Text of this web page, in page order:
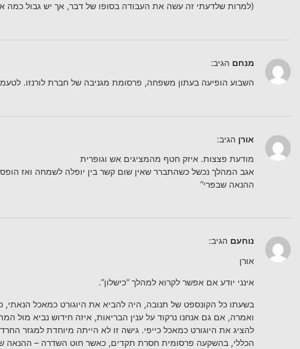
(למרות שלדעתי זה עשה את העבודה בסופו של דבר, אך יש גבול כמה
מנחם הגיב:
השבוע הופיעה בעתון משפחה, פרסומת מגניבה של חברת לורנזו.
אורן הגיב:
מודעת פצצות. איזק חטף מהמציגים אש וגופרית
אגב המהלך נכשל כשהתברר שאין שום קשר בין יופלה לשמחה ואז
ההנאה שבפרי”
נוחעם הגיב:
אורן
אינני יודע אם אפשר לקרוא למהלך “כישלון”.
בשעתו כל הקונספט של תנובה, היה להביא את היוגורט כמאכל
ואמרה, אם גם אנחנו נרקוד על ענין הבריאות, איזה חידוש נביא מול
להציג את היוגורט כמאכל כייפי. גישה זו לא הייתה מיוחדת למגזר
הכללי, בהשקעה פרסומית חסרת תקדים, כאשר חוט השדרה – ההנאה